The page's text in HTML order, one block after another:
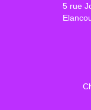
5 rue